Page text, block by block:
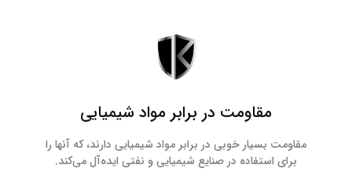
مقاومت در برابر مواد شیمیایی
مقاومت بسیار خوبی در برابر مواد شیمیایی دارند، که آنها را
برای استفاده در صنایع شیمیایی و نفتی ایده‌آل می‌کند.